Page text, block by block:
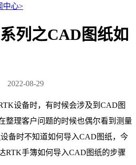
中心>
列之CAD图纸如
2022-08-29
设备时，有时候会涉及到CAD图
整理客户问题的时候也偶尔看到测量
设备时不知道如何导入CAD图纸，今
RTK手簿如何导入CAD图纸的步骤